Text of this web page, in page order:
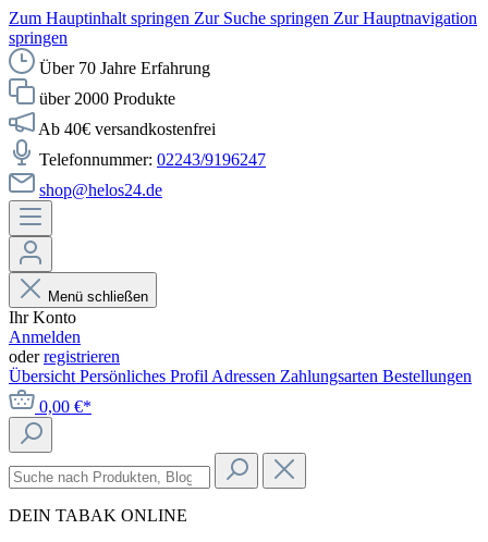
Zum Hauptinhalt springen Zur Suche springen Zur Hauptnavigation
springen
Über 70 Jahre Erfahrung
über 2000 Produkte
Ab 40€ versandkostenfrei
Telefonnummer: 02243/9196247
shop@helos24.de
Menü schließen
Ihr Konto
Anmelden
oderregistrieren
Übersicht Persönliches Profil Adressen Zahlungsarten Bestellungen
0,00 €*
DEIN TABAK ONLINE